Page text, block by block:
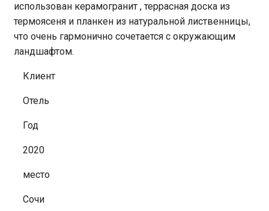
использован керамогранит , террасная доска из
термоясеня и планкен из натуральной лиственницы,
что очень гармонично сочетается с окружающим
ландшафтом.
Клиент
Отель
Год
2020
место
Сочи